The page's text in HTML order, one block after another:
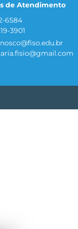
de Atendimento
6584
3901